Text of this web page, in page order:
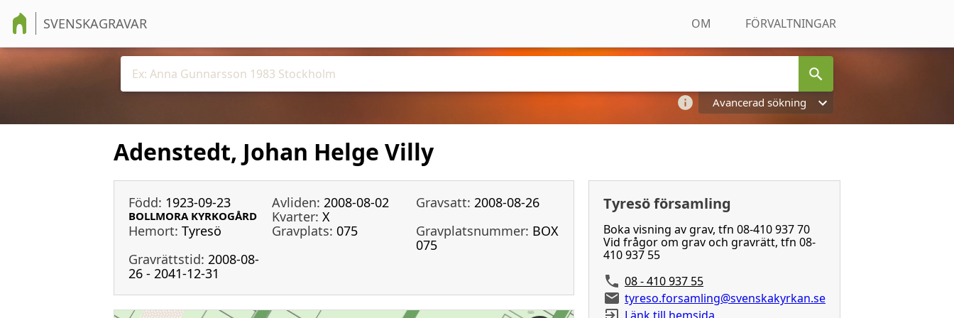
SVENSKAGRAVAR OM FÖRVALTNINGAR
Avancerad sökning
Adenstedt, Johan Helge Villy
Född: 1923-09-23 Avliden: 2008-08-02 Gravsatt: 2008-08-26
BOLLMORA KYRKOGÅRD Kvarter: X
Hemort: Tyresö Gravplats: 075 Gravplatsnummer: BOX
075
Gravrättstid: 2008-08-
26 - 2041-12-31
Tyresö församling
Boka visning av grav, tfn 08-410 937 70
Vid frågor om grav och gravrätt, tfn 08-
410 937 55
08 - 410 937 55
tyreso.forsamling@svenskakyrkan.se